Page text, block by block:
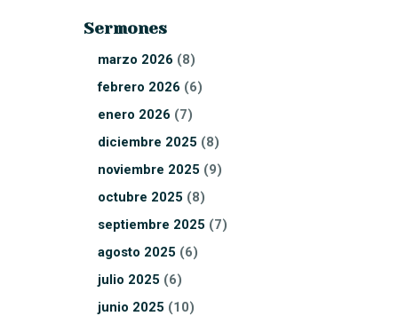
Sermones
marzo 2026 (8)
febrero 2026 (6)
enero 2026 (7)
diciembre 2025 (8)
noviembre 2025 (9)
octubre 2025 (8)
septiembre 2025 (7)
agosto 2025 (6)
julio 2025 (6)
junio 2025 (10)